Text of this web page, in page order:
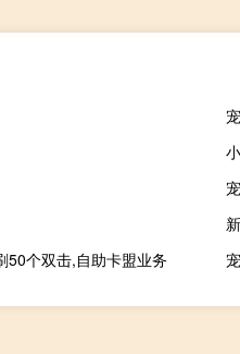
50个双击,自助卡盟业务